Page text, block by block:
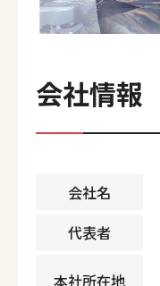
会社情報
会社名
代表者
本社所在地